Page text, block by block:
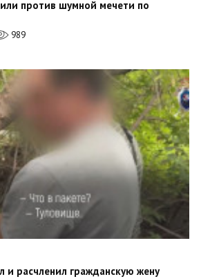
против шумной мечети по
989
и расчленил гражданскую жену